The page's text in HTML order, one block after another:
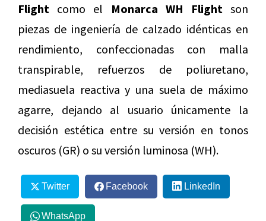
Flight como el Monarca WH Flight son
piezas de ingeniería de calzado idénticas en
rendimiento, confeccionadas con malla
transpirable, refuerzos de poliuretano,
mediasuela reactiva y una suela de máximo
agarre, dejando al usuario únicamente la
decisión estética entre su versión en tonos
oscuros (GR) o su versión luminosa (WH).
Twitter Facebook LinkedIn
WhatsApp